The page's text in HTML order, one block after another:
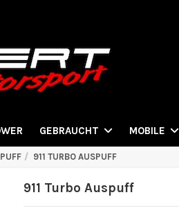
GEBRAUCHT MOBILE
911 TURBO AUSPUFF
911 Turbo Auspuff